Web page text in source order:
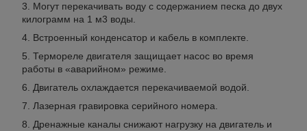
Могут перекачивать воду с содержанием песка до двух
килограмм на 1 м3 воды.
Встроенный конденсатор и кабель в комплекте.
Термореле двигателя защищает насос во время
работы в «аварийном» режиме.
Двигатель охлаждается перекачиваемой водой.
Лазерная гравировка серийного номера.
Дренажные каналы снижают нагрузку на двигатель и